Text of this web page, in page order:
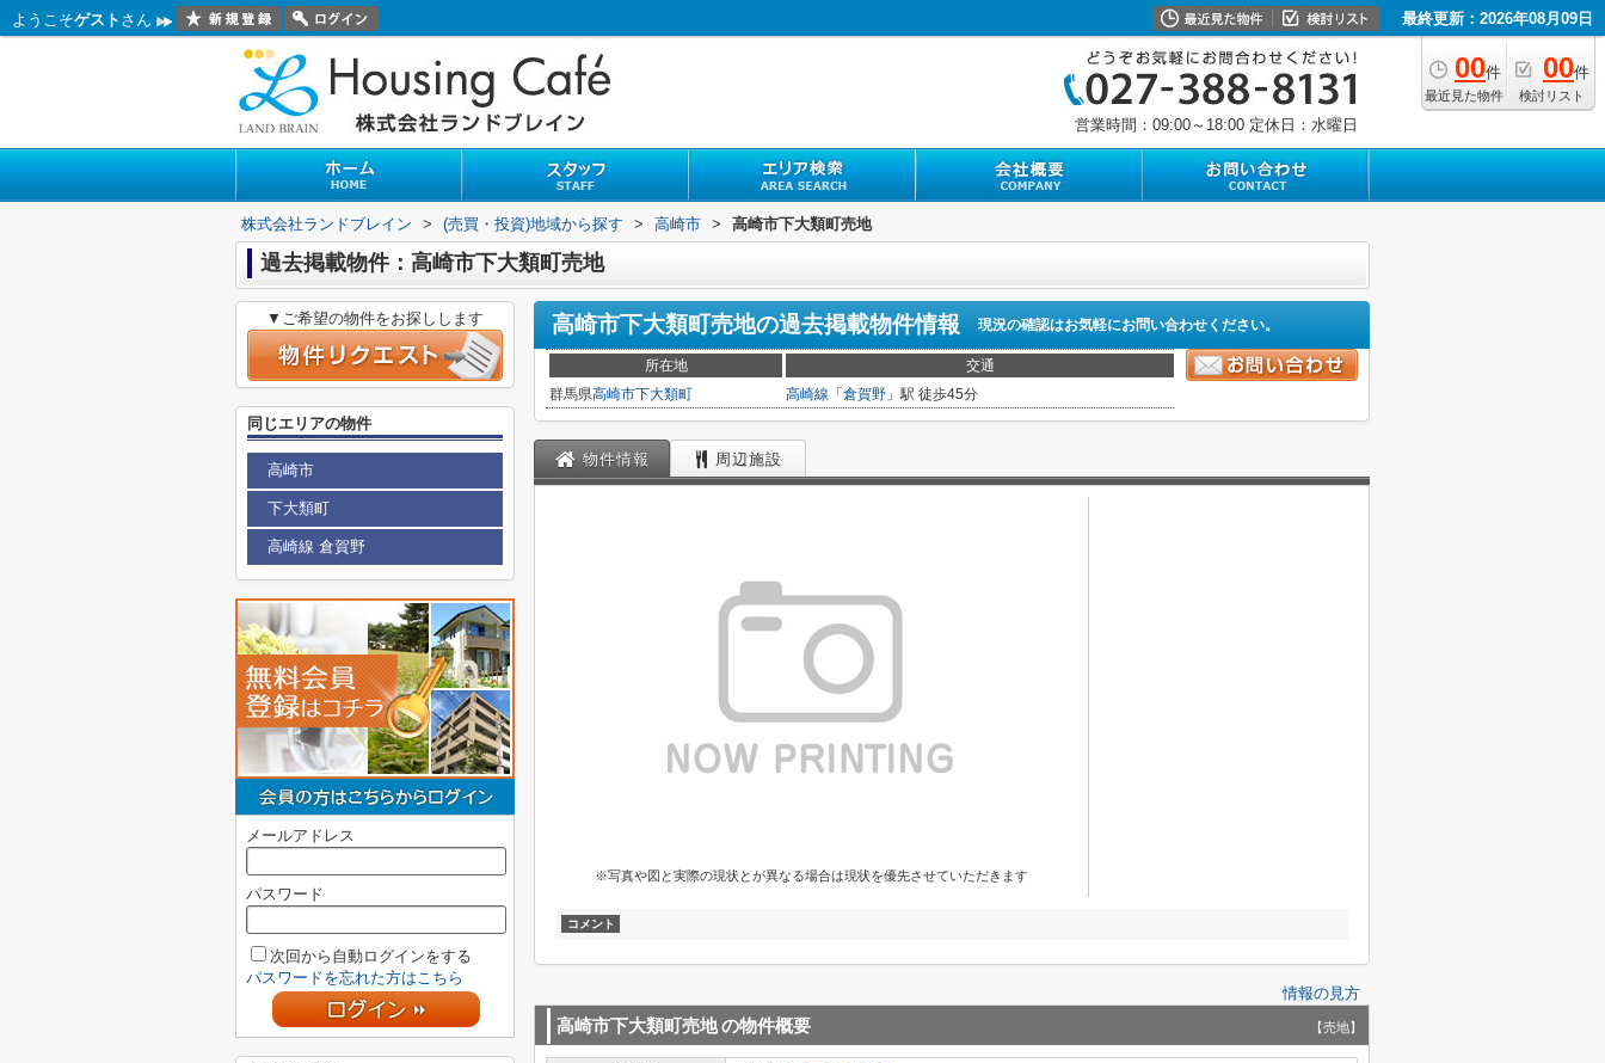
ようこそゲスト さん 最終更新：2026年08月09日
00件
最近見た物件
00件
検討リスト
営業時間：09:00～18:00 定休日：水曜日
株式会社ランドブレイン > (売買・投資)地域から探す > 高崎市 > 高崎市下大類町売地
過去掲載物件：高崎市下大類町売地
高崎市下大類町売地の過去掲載物件情報 現況の確認はお気軽にお問い合わせください。
所在地
交通
群馬県高崎市下大類町 高崎線 「 倉賀野 」駅 徒歩45分
物件情報 周辺施設
※写真や図と実際の現状とが異なる場合は現状を優先させていただきます
コメント
情報の見方
高崎市下大類町売地の物件概要 【売地】
▼ご希望の物件をお探しします
同じエリアの物件
高崎市
下大類町
高崎線 倉賀野
メールアドレス
パスワード
次回から自動ログインをする
パスワードを忘れた方はこちら